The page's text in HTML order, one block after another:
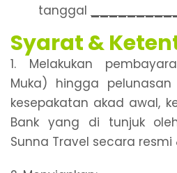
tanggal
Syarat &
1. Melakukan
Muka) hingga
kesepakatan akad awal,
Bank yang di tunjuk
Sunna Travel secara